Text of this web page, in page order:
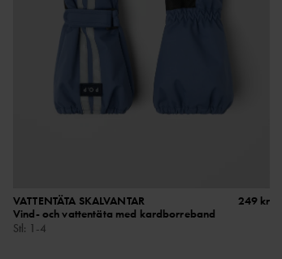
VATTENTÄTA SKALVANTAR
Vind- och vattentäta med kardborreband
Stl: 1-4
249 kr